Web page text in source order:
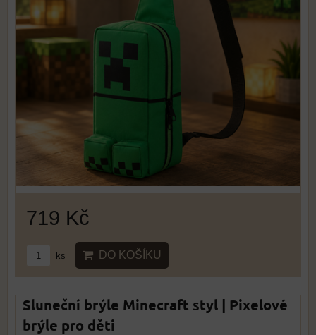
719 Kč
ks DO KOŠÍKU
Sluneční brýle Minecraft styl | Pixelové
brýle pro děti